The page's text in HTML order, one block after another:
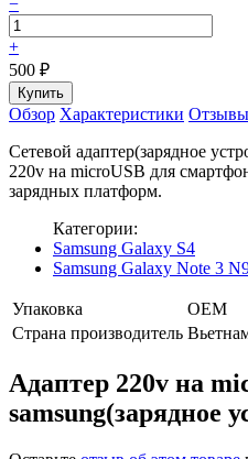
+
500 ₽
Обзор Характеристики
Сетевой адаптер(зарядное
220v на microUSB для
зарядных платформ.
Категории:
Samsung Galaxy S4
Samsung Galaxy Note 3
Упаковка
OEM
Страна производитель
Адаптер 220v на
samsung(зарядное